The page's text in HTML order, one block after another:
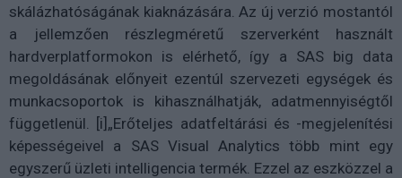
skálázhatóságának kiaknázására. Az új verzió mostantól
a jellemzően részlegméretű szerverként használt
hardverplatformokon is elérhető, így a SAS big data
megoldásának előnyeit ezentúl szervezeti egységek és
munkacsoportok is kihasználhatják, adatmennyiségtől
függetlenül. [i]„Erőteljes adatfeltárási és -megjelenítési
képességeivel a SAS Visual Analytics több mint egy
egyszerű üzleti intelligencia termék. Ezzel az eszközzel a